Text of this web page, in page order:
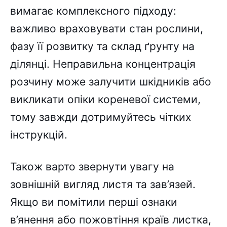
вимагає комплексного підходу:
важливо враховувати стан рослини,
фазу її розвитку та склад ґрунту на
ділянці. Неправильна концентрація
розчину може залучити шкідників або
викликати опіки кореневої системи,
тому завжди дотримуйтесь чітких
інструкцій.
Також варто звернути увагу на
зовнішній вигляд листя та зав’язей.
Якщо ви помітили перші ознаки
в’янення або пожовтіння країв листка,